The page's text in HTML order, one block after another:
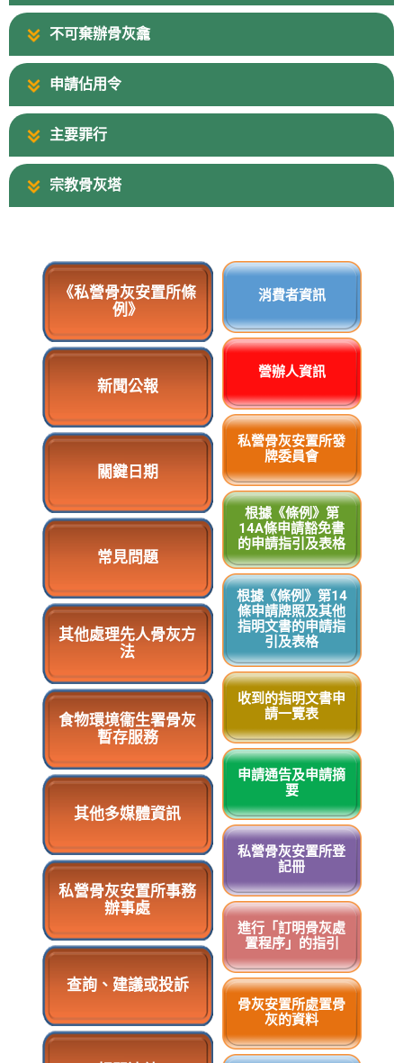
《私營骨灰安置所條
例》
新聞公報
關鍵日期
常見問題
其他處理先人骨灰方
法
食物環境衞生署骨灰
暫存服務
其他多媒體資訊
私營骨灰安置所事務
辦事處
查詢、建議或投訴
不可棄辦骨灰龕
申請佔用令
主要罪行
宗教骨灰塔
消費者資訊
營辦人資訊
私營骨灰安置所發
牌委員會
根據《條例》第
14A條申請豁免書
的申請指引及表格
根據《條例》第14
條申請牌照及其他
指明文書的申請指
引及表格
收到的指明文書申
請一覽表
申請通告及申請摘
要
私營骨灰安置所登
記冊
進行「訂明骨灰處
置程序」的指引
骨灰安置所處置骨
灰的資料